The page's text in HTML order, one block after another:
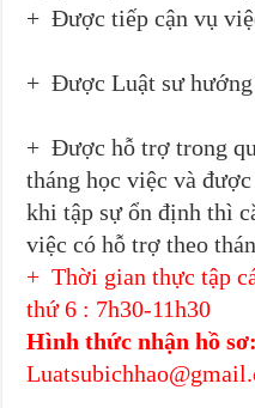
+ Được tiếp cận vụ
+ Được Luật sư hướng
+ Được hỗ trợ trong
tháng học việc và
khi tập sự ổn định thì
việc có hỗ trợ theo
+ Thời gian thực tập
thứ 6 : 7h30-11h30
Hình thức nhận hồ sơ: